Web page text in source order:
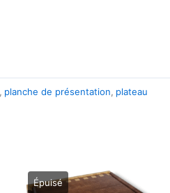
, planche de présentation, plateau